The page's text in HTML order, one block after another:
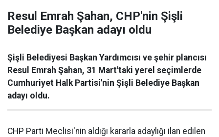
Resul Emrah Şahan, CHP'nin Şişli
Belediye Başkan adayı oldu
Şişli Belediyesi Başkan Yardımcısı ve şehir plancısı
Resul Emrah Şahan, 31 Mart'taki yerel seçimlerde
Cumhuriyet Halk Partisi'nin Şişli Belediye Başkan
adayı oldu.
CHP Parti Meclisi'nin aldığı kararla adaylığı ilan edilen